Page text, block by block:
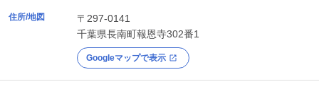
住所/地図
〒297-0141
千葉県長南町報恩寺302番1
Googleマップで表示